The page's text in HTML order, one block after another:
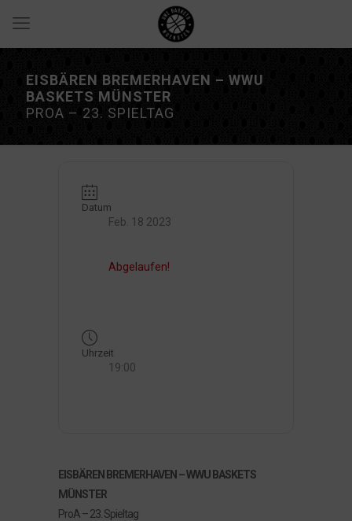
EISBÄREN BREMERHAVEN – WWU
BASKETS MÜNSTER
PROA – 23. SPIELTAG
Datum
Feb. 18 2023
Abgelaufen!
Uhrzeit
19:00
EISBÄREN BREMERHAVEN – WWU BASKETS
MÜNSTER
ProA – 23. Spieltag